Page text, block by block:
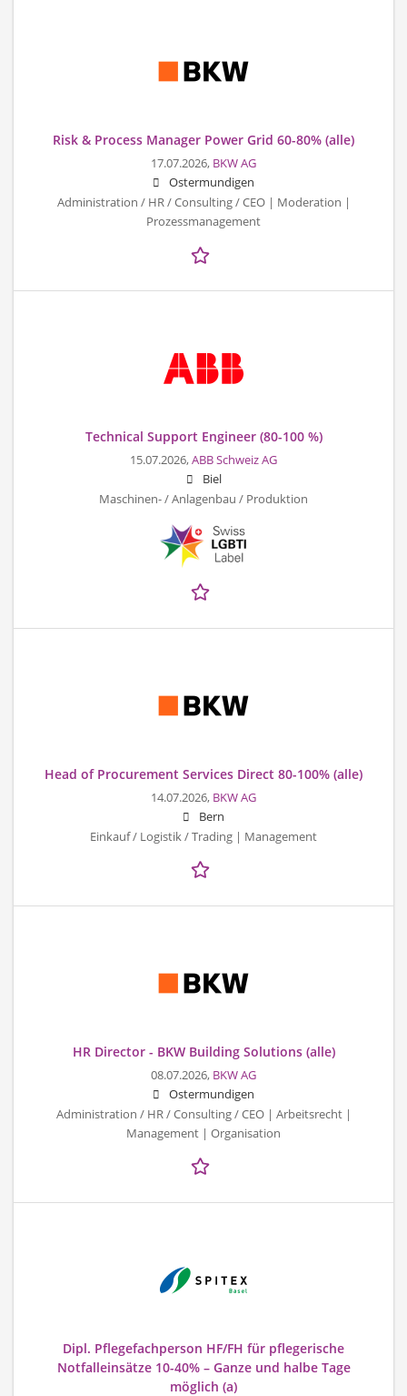
Risk & Process Manager Power Grid 60-80% (alle)
17.07.2026, BKW AG
Ostermundigen
Administration / HR / Consulting / CEO | Moderation |
Prozessmanagement
Technical Support Engineer (80-100 %)
15.07.2026,ABB Schweiz AG
Biel
Maschinen- / Anlagenbau / Produktion
Head of Procurement Services Direct 80-100% (alle)
14.07.2026, BKW AG
Bern
Einkauf / Logistik / Trading | Management
HR Director - BKW Building Solutions (alle)
08.07.2026, BKW AG
Ostermundigen
Administration / HR / Consulting / CEO | Arbeitsrecht |
Management | Organisation
Dipl. Pflegefachperson HF/FH für pflegerische
Notfalleinsätze 10-40% – Ganze und halbe Tage
möglich (a)